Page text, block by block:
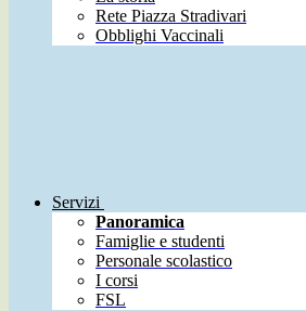
Rete Piazza Stradivari
Obblighi Vaccinali
Servizi
Panoramica
Famiglie e studenti
Personale scolastico
I corsi
FSL